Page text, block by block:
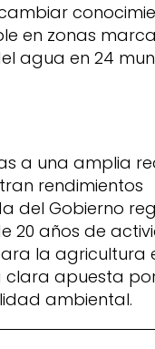
en zonas
agua en 24
a una amplia
rendimientos
del Gobierno
20 años de
la agricultura
clara apuesta
ambiental.